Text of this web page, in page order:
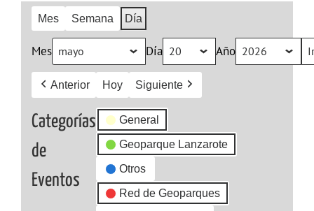
Mes Semana Día
Mes Día Año
Anterior Hoy Siguiente
Categorías
de
Eventos
General
Geoparque Lanzarote
Otros
Red de Geoparques